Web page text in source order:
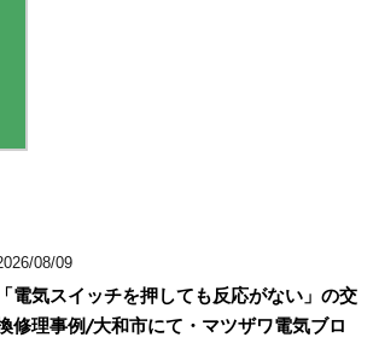
08/09
「電気スイッチを押しても反応がない」の交
修理事例/大和市にて・マツザワ電気ブロ